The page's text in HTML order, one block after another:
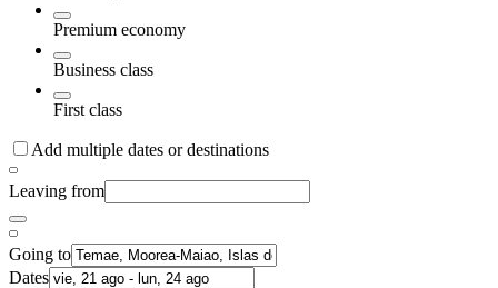
Premium economy
Business class
First class
Add multiple dates or destinations
Leaving from
Going to
Dates